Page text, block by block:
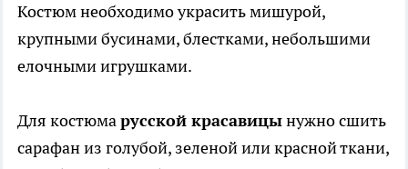
Костюм необходимо украсить мишурой,
крупными бусинами, блестками, небольшими
елочными игрушками.
Для костюмарусской красавицынужно сшить
сарафан из голубой, зеленой или красной ткани,